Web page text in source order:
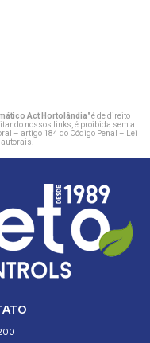
Act Hortolândia" é de direito
nossos links, é proibida sem a
– artigo 184 do Código Penal – Lei
.